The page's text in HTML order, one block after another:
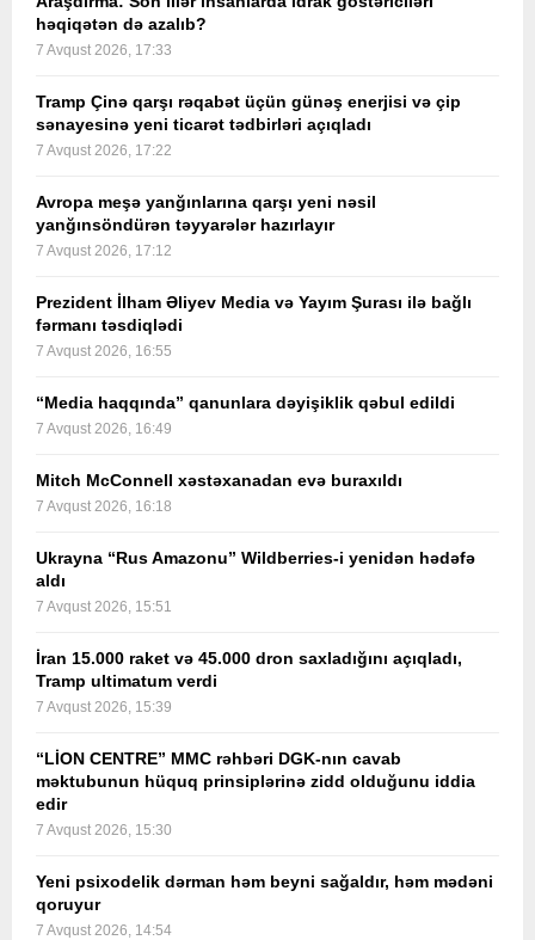
həqiqətən də azalıb?
7 Avqust 2026, 17:33
Tramp Çinə qarşı rəqabət üçün günəş enerjisi və çip
sənayesinə yeni ticarət tədbirləri açıqladı
7 Avqust 2026, 17:22
Avropa meşə yanğınlarına qarşı yeni nəsil
yanğınsöndürən təyyarələr hazırlayır
7 Avqust 2026, 17:12
Prezident İlham Əliyev Media və Yayım Şurası ilə bağlı
fərmanı təsdiqlədi
7 Avqust 2026, 16:55
“Media haqqında” qanunlara dəyişiklik qəbul edildi
7 Avqust 2026, 16:49
Mitch McConnell xəstəxanadan evə buraxıldı
7 Avqust 2026, 16:18
Ukrayna “Rus Amazonu” Wildberries-i yenidən hədəfə
aldı
7 Avqust 2026, 15:51
İran 15.000 raket və 45.000 dron saxladığını açıqladı,
Tramp ultimatum verdi
7 Avqust 2026, 15:39
“LİON CENTRE” MMC rəhbəri DGK-nın cavab
məktubunun hüquq prinsiplərinə zidd olduğunu iddia
edir
7 Avqust 2026, 15:30
Yeni psixodelik dərman həm beyni sağaldır, həm mədəni
qoruyur
7 Avqust 2026, 14:54